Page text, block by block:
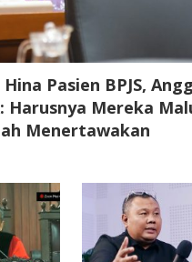
Pasien BPJS,
Harusnya Mereka
Menertawakan